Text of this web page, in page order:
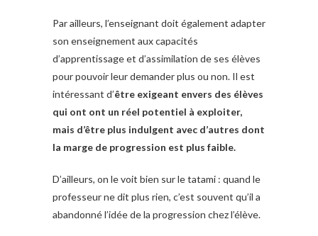
Par ailleurs, l’enseignant doit également adapter
son enseignement aux capacités
d’apprentissage et d’assimilation de ses élèves
pour pouvoir leur demander plus ou non. Il est
intéressant d’être exigeant envers des élèves
qui ont ont un réel potentiel à exploiter,
mais d’être plus indulgent avec d’autres dont
la marge de progression est plus faible.
D’ailleurs, on le voit bien sur le tatami : quand le
professeur ne dit plus rien, c’est souvent qu’il a
abandonné l’idée de la progression chez l’élève.